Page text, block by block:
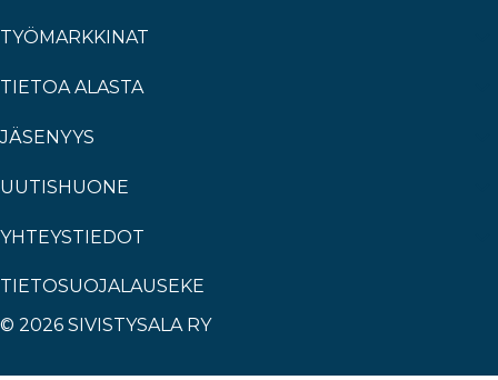
TYÖMARKKINAT
TIETOA ALASTA
JÄSENYYS
UUTISHUONE
YHTEYSTIEDOT
TIETOSUOJALAUSEKE
© 2026 SIVISTYSALA RY